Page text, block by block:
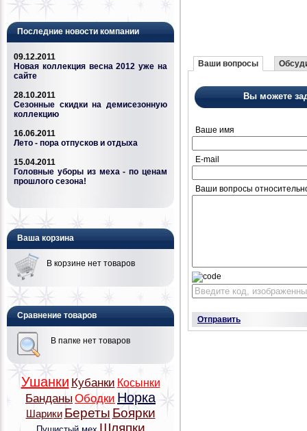
Последние новости компании
09.12.2011
Новая коллекция весна 2012 уже на
сайте
28.10.2011
Сезонные скидки на демисезонную
коллекцию
16.06.2011
Лето - пора отпусков и отдыха
15.04.2011
Головные уборы из меха - по ценам
прошлого сезона!
Ваша корзина
В корзине нет товаров
Сравнение товаров
В папке нет товаров
Ушанки Кубанки Косынки
БанданыОбодки Норка
Шарики Береты Боярки
Шляпки
Ваши вопросы
Вы можете
Ваше имя
E-mail
Ваши вопросы
Отправить